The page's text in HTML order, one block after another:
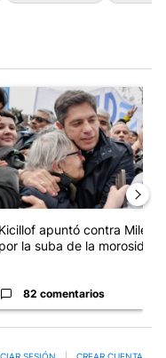
"Milei, listo para 'atajar'
artículo de tendencia con
Kicillof apuntó contra Milei
por la suba de la morosida...
82 comentarios